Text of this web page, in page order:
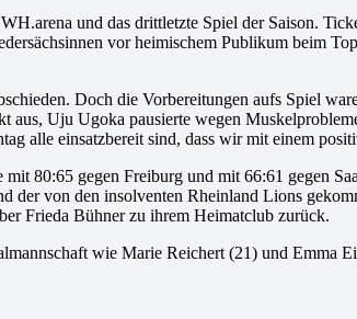
und das drittletzte Spiel der Saison.
vor heimischem Publikum beim
Doch die Vorbereitungen aufs Spiel
Uju Ugoka pausierte wegen
alle einsatzbereit sind, dass wir mit einem
80:65 gegen Freiburg und mit 66:61 gegen
der von den insolventen Rheinland Lions
Frieda Bühner zu ihrem Heimatclub zurück.
wie Marie Reichert (21) und Emma